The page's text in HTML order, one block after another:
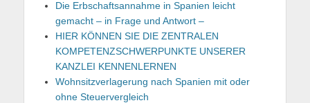
Die Erbschaftsannahme in Spanien leicht
gemacht – in Frage und Antwort –
HIER KÖNNEN SIE DIE ZENTRALEN
KOMPETENZSCHWERPUNKTE UNSERER
KANZLEI KENNENLERNEN
Wohnsitzverlagerung nach Spanien mit oder
ohne Steuervergleich